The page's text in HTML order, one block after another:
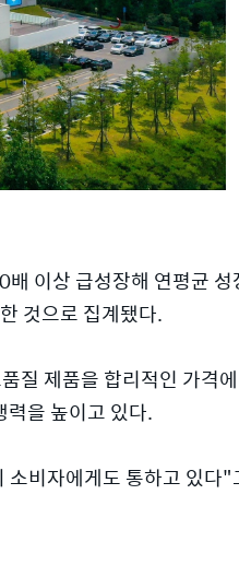
이상 급성장해 연평균
것으로 집계됐다.
질 제품을 합리적인 가격
력을 높이고 있다.
비자에게도 통하고 있다"